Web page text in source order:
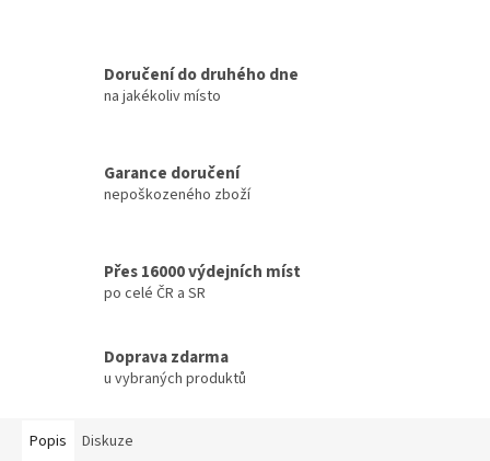
Doručení do druhého dne
na jakékoliv místo
Garance doručení
nepoškozeného zboží
Přes 16000 výdejních míst
po celé ČR a SR
Doprava zdarma
u vybraných produktů
Popis Diskuze